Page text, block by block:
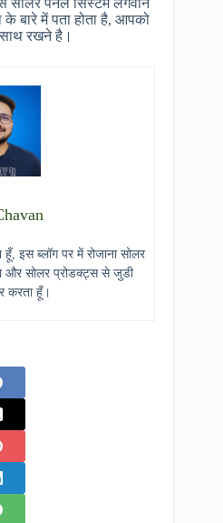
सोलर पैनल सिस्टम लगवाने
के बारे में पता होता है, आपको
रखने है।
इस ब्लॉग पर में रोजाना सोलर
और सोलर प्रोडक्ट्स से जुडी
करता हूँ।